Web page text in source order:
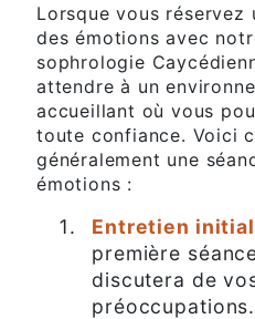
Lorsque vous réservez
des émotions avec
sophrologie
attendre à un
accueillant où vous
toute confiance. Voici
généralement une
émotions :
Entretien initial
première
discutera de